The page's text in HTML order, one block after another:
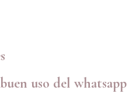
uso del whatsapp